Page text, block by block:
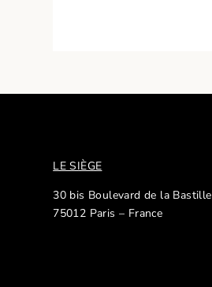
LE SIÈGE
30 bis Boulevard de la Bastille
75012 Paris – France